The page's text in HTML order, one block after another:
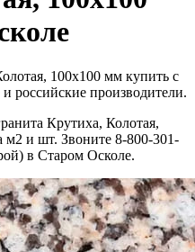
100х100 мм купить с
российские производители.
Крутиха, Колотая,
м2 и шт. Звоните 8-800-301-
в Старом Осколе.